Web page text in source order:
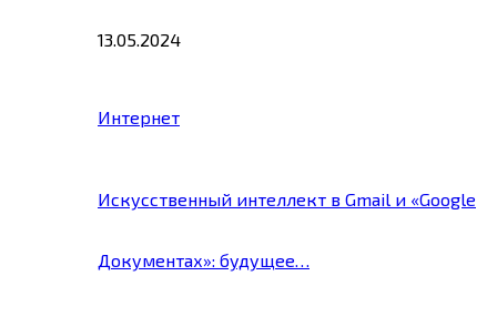
13.05.2024
Интернет
Искусственный интеллект в Gmail и «Google
Документах»: будущее…